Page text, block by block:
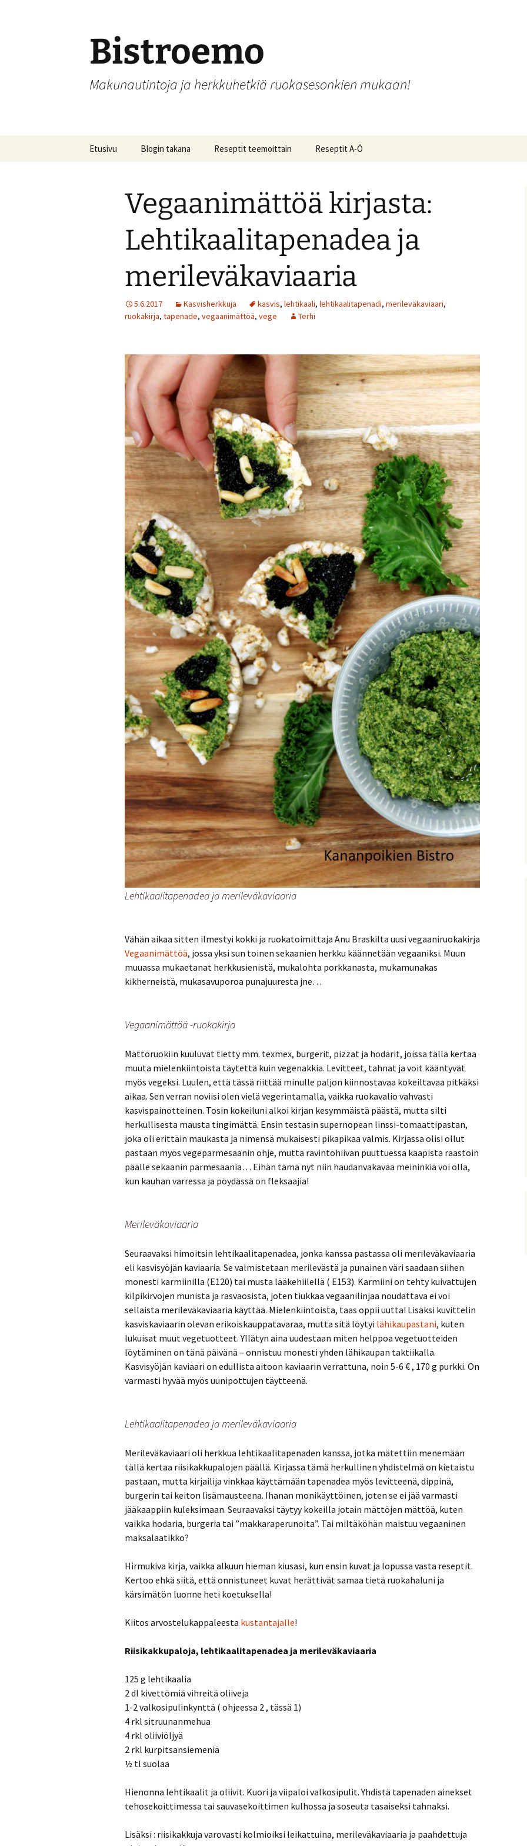
Bistroemo
Makunautintoja ja herkkuhetkiä ruokasesonkien mukaan!
Etusivu Blogin takana Reseptit teemoittain
Alkupalat
Hedelmät, hillot ja
säilöntä
Joulu
Jälkiruokia
Juomia
Kasvisherkkuja
Keitot
Liharuokia
Lintu
Lisukkeet
Makeat leivonnaiset
Munakkaat
Pastat
Pizzat
Risotot
Salaatit
Sienet
Suolaiset leivonnaiset
Reseptit A-Ö
Vegaanimättöä kirjasta:
Lehtikaalitapenadea ja
merileväkaviaaria
5.6.2017 Kasvisherkkuja kasvis, lehtikaali, lehtikaalitapenadi, merileväkaviaari,
ruokakirja, tapenade, vegaanimättöä, vege Terhi
Lehtikaalitapenadea ja merileväkaviaaria
Vähän aikaa sitten ilmestyi kokki ja ruokatoimittaja Anu Braskilta uusi vegaaniruokakirja
Vegaanimättöä, jossa yksi sun toinen sekaanien herkku käännetään vegaaniksi. Muun
muuassa mukaetanat herkkusienistä, mukalohta porkkanasta, mukamunakas
kikherneistä, mukasavuporoa punajuuresta jne…
Vegaanimättöä -ruokakirja
Mättöruokiin kuuluvat tietty mm. texmex, burgerit, pizzat ja hodarit, joissa tällä kertaa
muuta mielenkiintoista täytettä kuin vegenakkia. Levitteet, tahnat ja voit kääntyvät
myös vegeksi. Luulen, että tässä riittää minulle paljon kiinnostavaa kokeiltavaa pitkäksi
aikaa. Sen verran noviisi olen vielä vegerintamalla, vaikka ruokavalio vahvasti
kasvispainotteinen. Tosin kokeiluni alkoi kirjan kesymmäistä päästä, mutta silti
herkullisesta mausta tingimättä. Ensin testasin supernopean linssi-tomaattipastan,
joka oli erittäin maukasta ja nimensä mukaisesti pikapikaa valmis. Kirjassa olisi ollut
pastaan myös vegeparmesaanin ohje, mutta ravintohiivan puuttuessa kaapista raastoin
päälle sekaanin parmesaania… Eihän tämä nyt niin haudanvakavaa meininkiä voi olla,
kun kauhan varressa ja pöydässä on fleksaajia!
Merileväkaviaaria
Seuraavaksi himoitsin lehtikaalitapenadea, jonka kanssa pastassa oli merileväkaviaaria
eli kasvisyöjän kaviaaria. Se valmistetaan merilevästä ja punainen väri saadaan siihen
monesti karmiinilla (E120) tai musta lääkehiilellä ( E153). Karmiini on tehty kuivattujen
kilpikirvojen munista ja rasvaosista, joten tiukkaa vegaanilinjaa noudattava ei voi
sellaista merileväkaviaaria käyttää. Mielenkiintoista, taas oppii uutta! Lisäksi kuvittelin
kasviskaviaarin olevan erikoiskauppatavaraa, mutta sitä löytyi lähikaupastani, kuten
lukuisat muut vegetuotteet. Yllätyn aina uudestaan miten helppoa vegetuotteiden
löytäminen on tänä päivänä – onnistuu monesti yhden lähikaupan taktiikalla.
Kasvisyöjän kaviaari on edullista aitoon kaviaarin verrattuna, noin 5-6 € , 170 g purkki. On
varmasti hyvää myös uunipottujen täytteenä.
Lehtikaalitapenadea ja merileväkaviaaria
Merileväkaviaari oli herkkua lehtikaalitapenaden kanssa, jotka mätettiin menemään
tällä kertaa riisikakkupalojen päällä. Kirjassa tämä herkullinen yhdistelmä on kietaistu
pastaan, mutta kirjailija vinkkaa käyttämään tapenadea myös levitteenä, dippinä,
burgerin tai keiton lisämausteena. Ihanan monikäyttöinen, joten se ei jää varmasti
jääkaappiin kuleksimaan. Seuraavaksi täytyy kokeilla jotain mättöjen mättöä, kuten
vaikka hodaria, burgeria tai ”makkaraperunoita”. Tai miltäköhän maistuu vegaaninen
maksalaatikko?
Hirmukiva kirja, vaikka alkuun hieman kiusasi, kun ensin kuvat ja lopussa vasta reseptit.
Kertoo ehkä siitä, että onnistuneet kuvat herättivät samaa tietä ruokahaluni ja
kärsimätön luonne heti koetuksella!
Kiitos arvostelukappaleesta kustantajalle!
Riisikakkupaloja, lehtikaalitapenadea ja merileväkaviaaria
125 g lehtikaalia
2 dl kivettömiä vihreitä oliiveja
1-2 valkosipulinkynttä ( ohjeessa 2 , tässä 1)
4 rkl sitruunanmehua
4 rkl oliiviöljyä
2 rkl kurpitsansiemeniä
½ tl suolaa
Hienonna lehtikaalit ja oliivit. Kuori ja viipaloi valkosipulit. Yhdistä tapenaden ainekset
tehosekoittimessa tai sauvasekoittimen kulhossa ja soseuta tasaiseksi tahnaksi.
Lisäksi : riisikakkuja varovasti kolmioiksi leikattuina, merileväkaviaaria ja paahdettuja